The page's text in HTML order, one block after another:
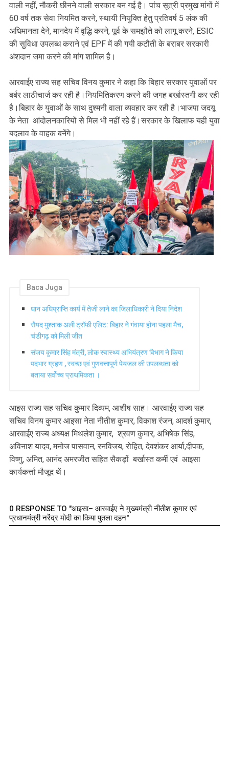
वाली नहीं, नौकरी छीनने वाली सरकार बन गई है। पांच सूत्री प्रमुख मांगों में
60 वर्ष तक सेवा नियमित करने, स्थायी नियुक्ति हेतु प्रतिवर्ष 5 अंक की
अधिमानता देने, मानदेय में वृद्धि करने, पूर्व के समझौते को लागू करने, ESIC
की सुविधा उपलब्ध कराने एवं EPF में की गयी कटौती के बराबर सरकारी
अंशदान जमा करने की मांग शामिल है।
आरवाईए राज्य सह सचिव विनय कुमार ने कहा कि बिहार सरकार युवाओं पर
बर्बर लाठीचार्ज कर रही है।नियमितिकरण करने की जगह बर्खास्तगी कर रही
है।बिहार के युवाओं के साथ दुश्मनी वाला व्यवहार कर रही है।भाजपा जदयू
के नेता आंदोलनकारियों से मिल भी नहीं रहे हैं।सरकार के खिलाफ यही युवा
बदलाव के वाहक बनेंगे।
Baca Juga
धान अधिप्राप्ति कार्य में तेजी लाने का जिलाधिकारी ने दिया निदेश
सैयद मुश्ताक अली ट्रॉफी एलिट: बिहार ने गंवाया होना पहला मैच,
चंडीगढ़ को मिली जीत
संजय कुमार सिंह मंत्री, लोक स्वास्थ्य अभियंत्रण विभाग ने किया
पदभार ग्रहण , स्वच्छ एवं गुणवत्तापूर्ण पेयजल की उपलब्धता को
बताया सर्वोच्च प्राथमिकता ।
आइस राज्य सह सचिव कुमार दिव्यम, आशीष साह। आरवाईए राज्य सह
सचिव विनय कुमार आइसा नेता नीतीश कुमार, विकाश रंजन, आदर्श कुमार,
आरवाईए राज्य अध्यक्ष मिथलेश कुमार, श्रवण कुमार, अभिषेक सिंह,
अविनाश यादव, मनोज पासवान, रनविजय, रोहित, देवशंकर आर्या,दीपक,
विष्णु, अमित, आनंद अमरजीत सहित सैकड़ों बर्खास्त कर्मी एवं आइसा
कार्यकर्त्ता मौजूद थें।
0 RESPONSE TO "आइसा– आरवाईए ने मुख्यमंत्री नीतीश कुमार एवं
प्रधानमंत्री नरेंद्र मोदी का किया पुतला दहन"